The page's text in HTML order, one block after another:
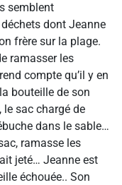
semblent
dont Jeanne
frère sur la plage.
ramasser les
compte qu’il y en
bouteille de son
le sac chargé de
dans le sable…
ramasse les
jeté… Jeanne est
échouée.. Son